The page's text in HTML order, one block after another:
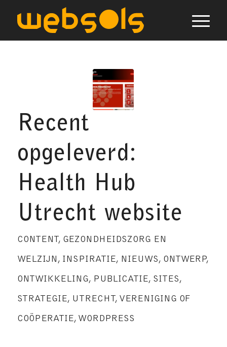
Recent
opgeleverd:
Health Hub
Utrecht website
CONTENT, GEZONDHEIDSZORG EN
WELZIJN , INSPIRATIE, NIEUWS, ONTWERP,
ONTWIKKELING, PUBLICATIE, SITES,
STRATEGIE, UTRECHT, VERENIGING OF
COÖPERATIE, WORDPRESS